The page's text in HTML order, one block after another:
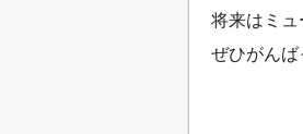
将来はミ
ぜひがんば